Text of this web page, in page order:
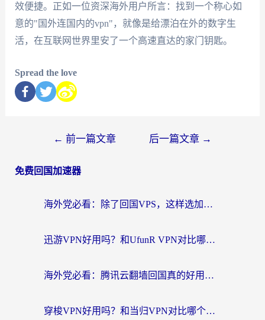
效便捷。正如一位资深海外用户所言：找到一个称心如
意的"国外连国内的vpn"，就像是给漂泊在外的数字生
活，在互联网世界里安了一个高速直达的家门钥匙。
Spread the love
← 前一篇文章 后一篇文章 →
免费回国加速器
海外党必看：除了回国VPS，这样选加速器也能无缝刷国内资源？
迅游VPN好用吗？和UfunR VPN对比哪个回国效果更好？海外党亲测避坑指南
海外党必看：腾讯云翻墙回国真的好用吗？+ 3步选对回国加速器指南
穿梭VPN好用吗？和当归VPN对比哪个回国效果更好？海外党亲测实用指南